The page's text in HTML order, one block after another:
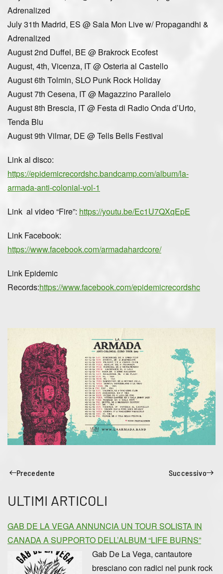
Adrenalized
July 31th Madrid, ES @ Sala Mon Live w/ Propagandhi &
Adrenalized
August 2nd Duffel, BE @ Brakrock Ecofest
August, 4th, Vicenza, IT @ Osteria al Castello
August 6th Tolmin, SLO Punk Rock Holiday
August 7th Cesena, IT @ Magazzino Parallelo
August 8th Brescia, IT @ Festa di Radio Onda d’Urto,
Tenda Blu
August 9th Vilmar, DE @ Tells Bells Festival
Link al disco:
https://epidemicrecordshc.bandcamp.com/album/la-
armada-anti-colonial-vol-1
Link al video “Fire”: https://youtu.be/Ec1U7QXqEpE
Link Facebook:
https://www.facebook.com/armadahardcore/
Link Epidemic
Records:https://www.facebook.com/epidemicrecordshc
Precedente Successivo
ULTIMI ARTICOLI
GAB DE LA VEGA ANNUNCIA UN TOUR SOLISTA IN
CANADA A SUPPORTO DELL’ALBUM “LIFE BURNS”
Gab De La Vega, cantautore
bresciano con radici nel punk rock